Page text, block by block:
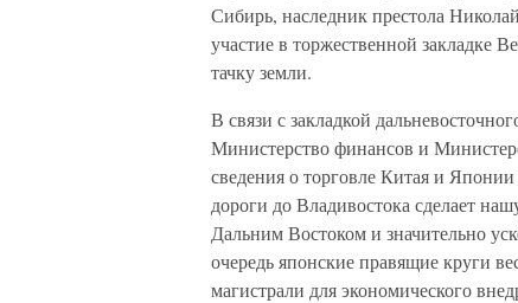
Сибирь, наследник престола
участие в торжественной закладке
тачку земли.
В связи с закладкой
Министерство финансов и
сведения о торговле Китая и
дороги до Владивостока сделает
Дальним Востоком и значительно
очередь японские правящие круги
магистрали для экономического